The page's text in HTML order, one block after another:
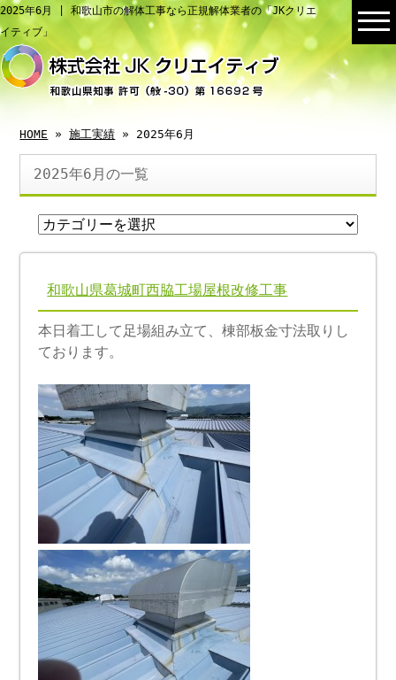
2025年6月 | 和歌山市の解体工事なら正規解体業者の「JKクリエ
イティブ」
HOME »施工実績 » 2025年6月
2025年6月の一覧
和歌山県葛城町西脇工場屋根改修工事
本日着工して足場組み立て、棟部板金寸法取りし
ております。